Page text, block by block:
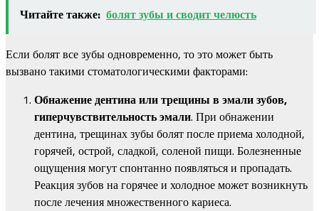
Читайте также: болят зубы и сводит челюсть
Если болят все зубы одновременно, то это может быть
вызвано такими стоматологическими факторами:
Обнажение дентина или трещины в эмали зубов,
гиперчувствительность эмали. При обнажении
дентина, трещинах зубы болят после приема холодной,
горячей, острой, сладкой, соленой пищи. Болезненные
ощущения могут спонтанно появляться и пропадать.
Реакция зубов на горячее и холодное может возникнуть
после лечения множественного кариеса.